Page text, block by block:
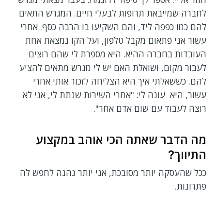
לחברה שמייבאת תרופות לבעלי חיים. המגרש התאים
להם כמו כפפה ליד, והם השקיעו בו הרבה כסף. אחרי
עשור אני פתאום מקבל טלפון, ועל הקו נמצאת אחת
העובדות בחברה ההיא. היא מספרת לי שהם רוצים
לעבור מקום, ושואלת האם יש לי מגרש מתאים להציע
להם. כששאלתי איך היא הצליחה לזכור אותי אחרי
עשור, היא עונה לי: "אחרי השירות שנתת לי, אני לא
רוצה לעבוד עם שום אדם אחר".
מה הדבר שאתה הכי אוהב במקצוע
התיווך?
ככל שהעסקה יותר מסובכת, אני יותר נהנה לחפש לה
פתרונות.